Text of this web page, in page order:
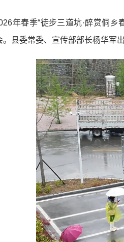
年春季“徒步三道坑·醉赏侗
。县委常委、宣传部部长杨华军